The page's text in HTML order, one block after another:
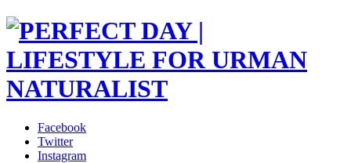
Facebook
Twitter
Instagram